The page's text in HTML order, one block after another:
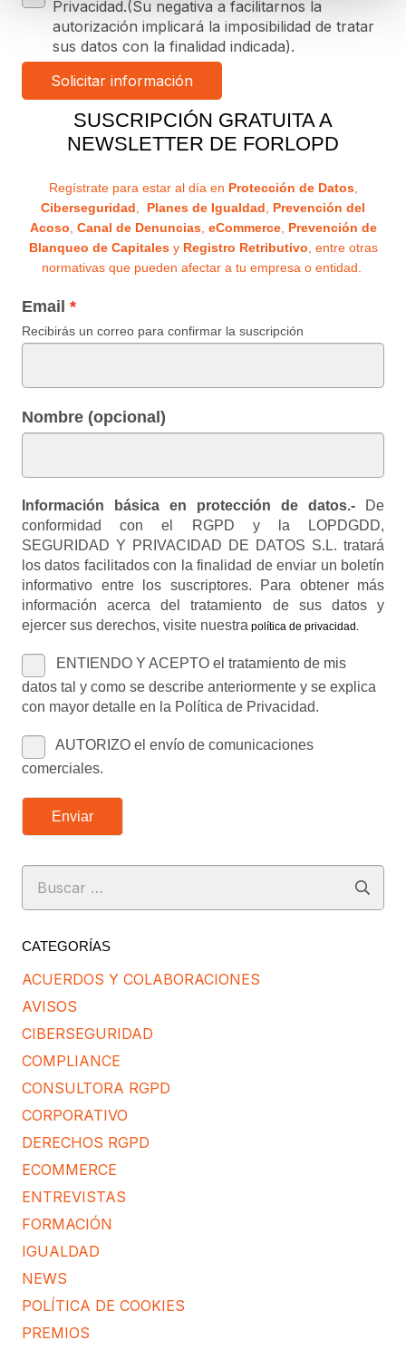
Privacidad.(Su negativa a facilitarnos la
autorización implicará la imposibilidad de tratar
sus datos con la finalidad indicada).
SUSCRIPCIÓN GRATUITA A
NEWSLETTER DE FORLOPD
Regístrate para estar al día en Protección de Datos,
Ciberseguridad
Planes de Igualdad
Prevención del
Acoso Canal de Denuncias, eCommerce, Prevención de
Blanqueo de Capitalesy Registro Retributivo , entre otras
normativas que pueden afectar a tu empresa o entidad.
Email
Recibirás un correo para confirmar la suscripción
Nombre (opcional)
Información básica en protección de datos.- De
conformidad con el RGPD y la LOPDGDD,
SEGURIDAD Y PRIVACIDAD DE DATOS S.L. tratará
los datos facilitados con la finalidad de enviar un boletín
informativo entre los suscriptores. Para obtener más
información acerca del tratamiento de sus datos y
ejercer sus derechos, visite nuestra política de privacidad
ENTIENDO Y ACEPTO el tratamiento de mis
datos tal y como se describe anteriormente y se explica
con mayor detalle en la Política de Privacidad.
AUTORIZO el envío de comunicaciones
comerciales.
Enviar
Buscar:
CATEGORÍAS
ACUERDOS Y COLABORACIONES
AVISOS
CIBERSEGURIDAD
COMPLIANCE
CONSULTORA RGPD
CORPORATIVO
DERECHOS RGPD
ECOMMERCE
ENTREVISTAS
FORMACIÓN
IGUALDAD
NEWS
POLÍTICA DE COOKIES
PREMIOS